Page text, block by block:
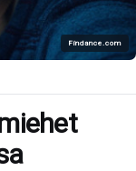
Findance.com